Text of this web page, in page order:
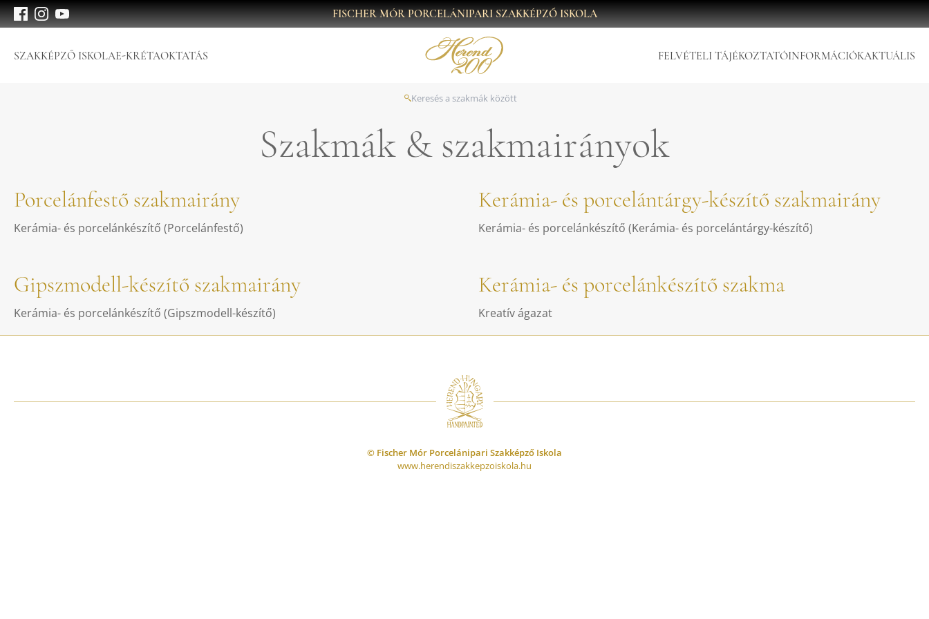
FISCHER MÓR PORCELÁNIPARI SZAKKÉPZŐ ISKOLA
SZAKKÉPZŐ ISKOLAE-KRÉTAOKTATÁS FELVÉTELI TÁJÉKOZTATÓINFORMÁCIÓKAKTUÁLIS
Szakmák & szakmairányok
Porcelánfestő szakmairány
Kerámia- és porcelánkészítő (Porcelánfestő)
Kerámia- és porcelántárgy-készítő szakmairány
Kerámia- és porcelánkészítő (Kerámia- és porcelántárgy-készítő)
Gipszmodell-készítő szakmairány
Kerámia- és porcelánkészítő (Gipszmodell-készítő)
Kerámia- és porcelánkészítő szakma
Kreatív ágazat
© Fischer Mór Porcelánipari Szakképző Iskola
www.herendiszakkepzoiskola.hu